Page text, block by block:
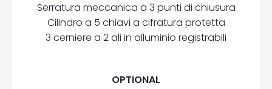
Serratura meccanica a 3 punti di chiusura
Cilindro a 5 chiavi a cifratura protetta
3 cerniere a 2 ali in alluminio registrabili
OPTIONAL